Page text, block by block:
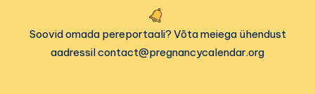
Soovid omada pereportaali? Võta meiega ühendust
aadressil contact@pregnancycalendar.org